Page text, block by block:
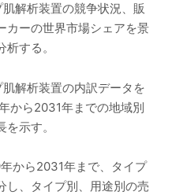
解析装置の競争状況、販
カーの世界市場シェアを景
する。
解析装置の内訳データを
から2031年までの地域別
示す。
から2031年まで、タイプ
し、タイプ別、用途別の売